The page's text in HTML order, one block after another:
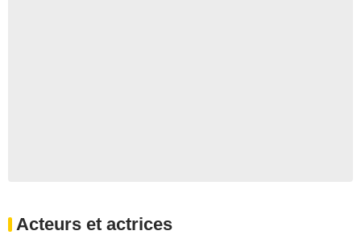
Acteurs et actrices